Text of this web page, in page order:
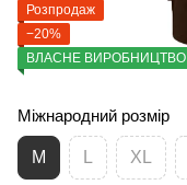
Розпродаж
−20%
ВЛАСНЕ ВИРОБНИЦТВО
Міжнародний розмір
M XL